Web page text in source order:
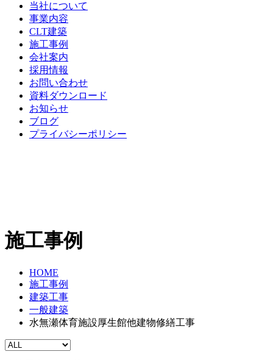
当社について
事業内容
CLT建築
施工事例
会社案内
採用情報
お問い合わせ
資料ダウンロード
お知らせ
ブログ
プライバシーポリシー
施工事例
HOME
施工事例
建築工事
一般建築
水無瀬体育施設厚生館他建物修繕工事